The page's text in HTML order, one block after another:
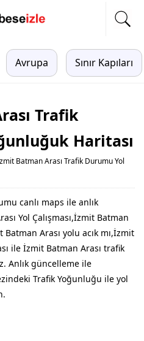
Avrupa Sınır Kapıları
Trafik
Haritası
Batman Arası Trafik Durumu Yol
canlı maps ile anlık
Yol Çalışması,İzmit Batman
Arası yolu acık mı,İzmit
ile İzmit Batman Arası trafik
Anlık güncelleme ile
Trafik Yoğunluğu ile yol